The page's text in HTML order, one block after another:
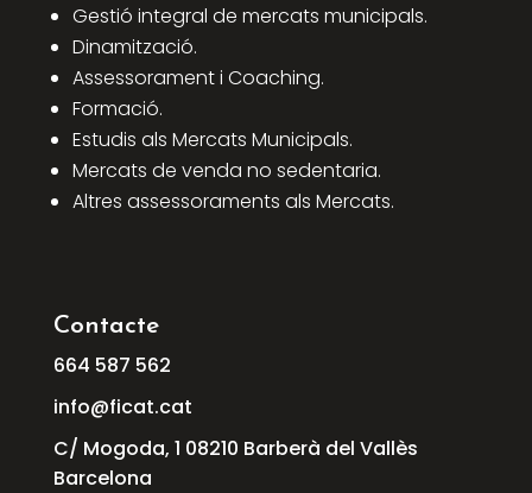
Gestió integral de mercats municipals.
Dinamització.
Assessorament i Coaching.
Formació.
Estudis als Mercats Municipals.
Mercats de venda no sedentaria.
Altres assessoraments als Mercats.
Contacte
664 587 562
info@ficat.cat
C/ Mogoda, 1 08210 Barberà del Vallès
Barcelona